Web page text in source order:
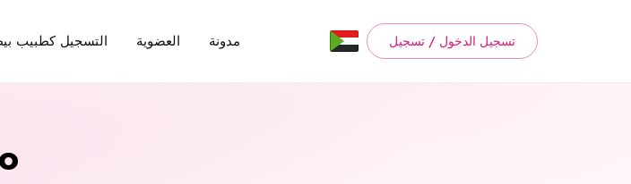
التسجيل كطبيب العضوية مدونة تسجيل الدخول / تسجيل